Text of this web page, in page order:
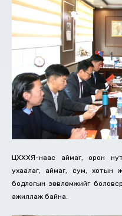
ЦХХХЯ-наас аймаг, орон
ухаалаг, аймаг, сум, хотын
бодлогын зөвлөмжийг
ажиллаж байна.